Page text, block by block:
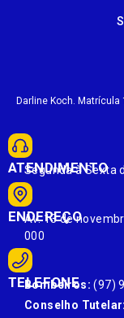
Darline Koch. Matrícula
ATENDIMENTO
Segunda à Sexta
ENDEREÇO
Av. 13 de
000
TELEFONE
Bombeiros: (97)
Conselho Tutelar: